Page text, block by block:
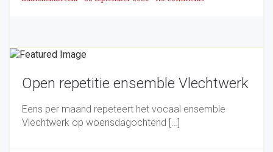
Open repetitie ensemble Vlechtwerk
Eens per maand repeteert het vocaal ensemble
Vlechtwerk op woensdagochtend […]